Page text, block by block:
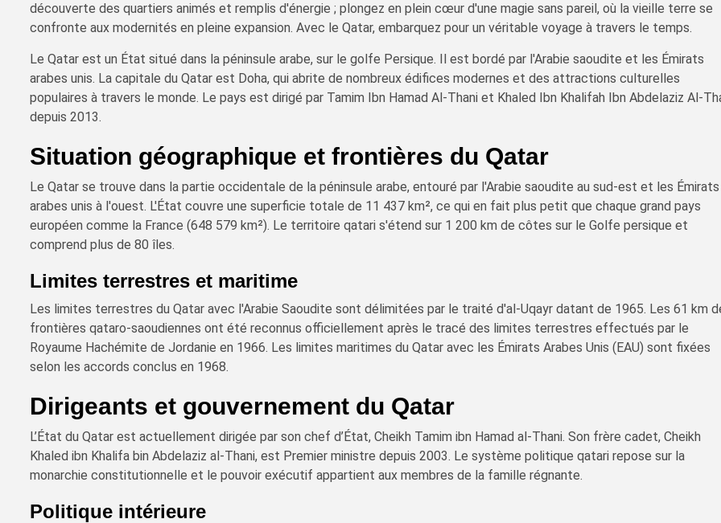
découverte des quartiers animés et remplis d'énergie ; plongez en plein cœur d'une magie sans pareil, où la vieille terre se
confronte aux modernités en pleine expansion. Avec le Qatar, embarquez pour un véritable voyage à travers le temps.
Le Qatar est un État situé dans la péninsule arabe, sur le golfe Persique. Il est bordé par l'Arabie saoudite et les Émirats
arabes unis. La capitale du Qatar est Doha, qui abrite de nombreux édifices modernes et des attractions culturelles
populaires à travers le monde. Le pays est dirigé par Tamim Ibn Hamad Al-Thani et Khaled Ibn Khalifah Ibn Abdelaziz Al-
depuis 2013.
Situation géographique et frontières du Qatar
Le Qatar se trouve dans la partie occidentale de la péninsule arabe, entouré par l'Arabie saoudite au sud-est et les Émirats
arabes unis à l'ouest. L'État couvre une superficie totale de 11 437 km², ce qui en fait plus petit que chaque grand pays
européen comme la France (648 579 km²). Le territoire qatari s'étend sur 1 200 km de côtes sur le Golfe persique et
comprend plus de 80 îles.
Limites terrestres et maritime
Les limites terrestres du Qatar avec l'Arabie Saoudite sont délimitées par le traité d'al-Uqayr datant de 1965. Les 61 km
frontières qataro-saoudiennes ont été reconnus officiellement après le tracé des limites terrestres effectués par le
Royaume Hachémite de Jordanie en 1966. Les limites maritimes du Qatar avec les Émirats Arabes Unis (EAU) sont fixées
selon les accords conclus en 1968.
Dirigeants et gouvernement du Qatar
L’État du Qatar est actuellement dirigée par son chef d’État, Cheikh Tamim ibn Hamad al-Thani. Son frère cadet, Cheikh
Khaled ibn Khalifa bin Abdelaziz al-Thani, est Premier ministre depuis 2003. Le système politique qatari repose sur la
monarchie constitutionnelle et le pouvoir exécutif appartient aux membres de la famille régnante.
Politique intérieure